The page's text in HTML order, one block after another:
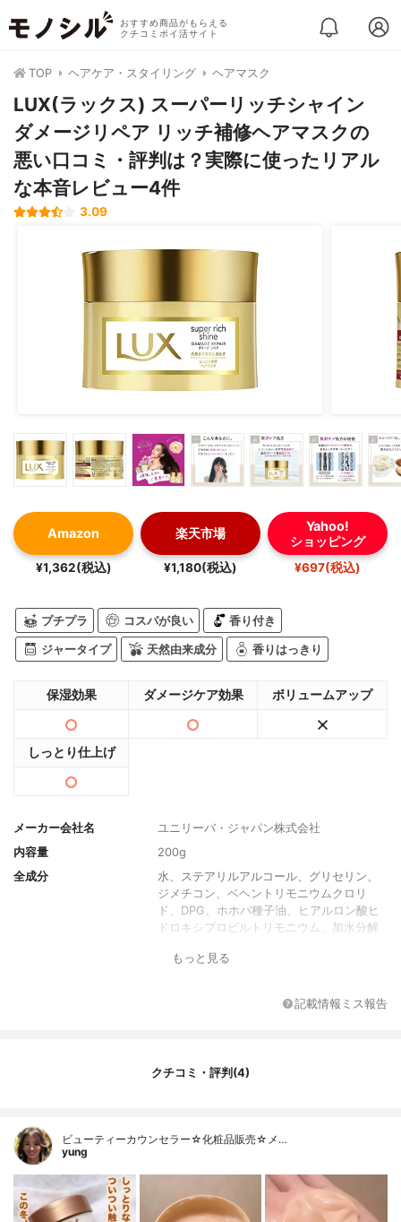
おすすめ商品がもらえる
クチコミポイ活サイト
TOP ヘアケア・スタイリング ヘアマスク
LUX(ラックス) スーパーリッチシャイン
ダメージリペア リッチ補修ヘアマスクの
悪い口コミ・評判は？実際に使ったリアル
な本音レビュー4件
3.09
Amazon
¥1,362(税込)
楽天市場
¥1,180(税込)
Yahoo!
ショッピング
¥697(税込)
プチプラ コスパが良い 香り付き
ジャータイプ 天然由来成分 香りはっきり
保湿効果 ダメージケア効果 ボリュームアップ
しっとり仕上げ
メーカー会社名
ユニリーバ・ジャパン株式会社
内容量
200g
全成分
水、ステアリルアルコール、グリセリン、
ジメチコン、ベヘントリモニウムクロリ
ド、DPG、ホホバ種子油、ヒアルロン酸ヒ
ドロキシプロピルトリモニウム、加水分解
サ核油、アルギニン、グルタミン酸、ヒド
モジメチコン、セトリモニウムクロリド、
(C12-14)s-パレス-7、(C12-14)s-パレス-
ル、メチルイソチアゾリノン、メチルクロ
ロイソチアゾリノン、香料、黄4、赤227、
させる香り
もっと見る
記載情報ミス報告
クチコミ・評判(4)
ビューティーカウンセラー☆化粧品販売☆メ…
yung